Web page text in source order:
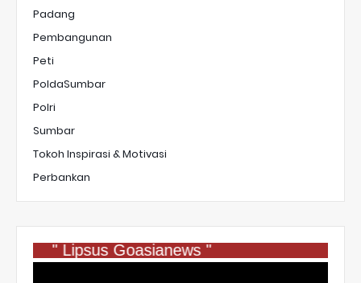
Padang
Pembangunan
Peti
PoldaSumbar
Polri
Sumbar
Tokoh Inspirasi & Motivasi
Perbankan
" Lipsus Goasianews "